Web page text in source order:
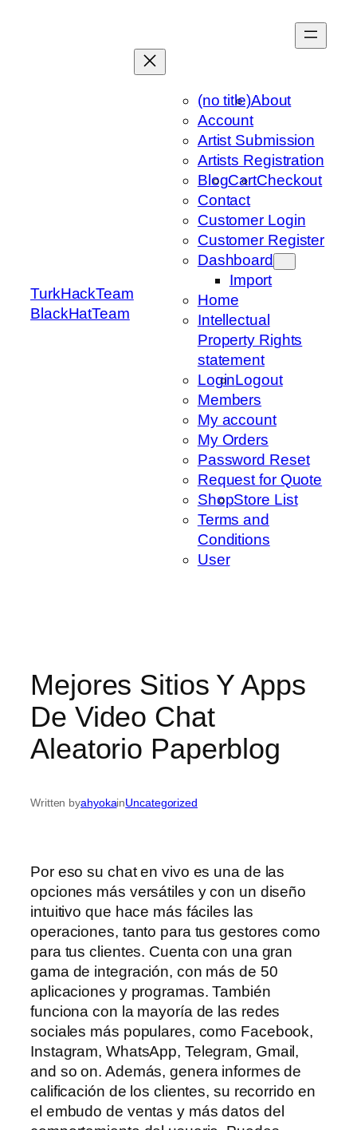
TurkHackTeam
BlackHatTeam
(no title)About
Account
Artist Submission
Artists Registration
BlogCartCheckout
Contact
Customer Login
Customer Register
Dashboard
Import
Home
Intellectual
Property Rights
statement
LoginLogout
Members
My account
My Orders
Password Reset
Request for Quote
ShopStore List
Terms and
Conditions
User
Mejores Sitios Y Apps
De Video Chat
Aleatorio Paperblog
Written byahyokainUncategorized
Por eso su chat en vivo es una de las
opciones más versátiles y con un diseño
intuitivo que hace más fáciles las
operaciones, tanto para tus gestores como
para tus clientes. Cuenta con una gran
gama de integración, con más de 50
aplicaciones y programas. También
funciona con la mayoría de las redes
sociales más populares, como Facebook,
Instagram, WhatsApp, Telegram, Gmail,
and so on. Además, genera informes de
calificación de los clientes, su recorrido en
el embudo de ventas y más datos del